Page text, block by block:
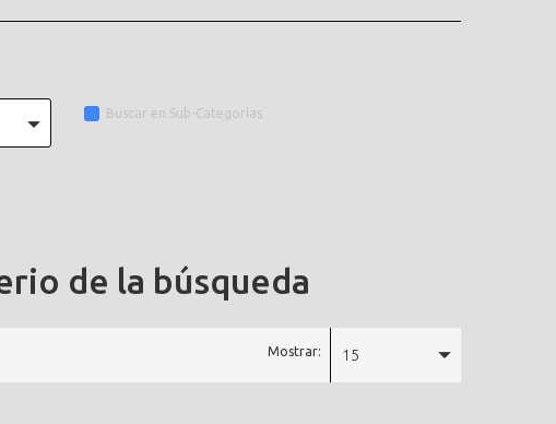
Buscar en Sub-Categorías
de la búsqueda
Mostrar: 15